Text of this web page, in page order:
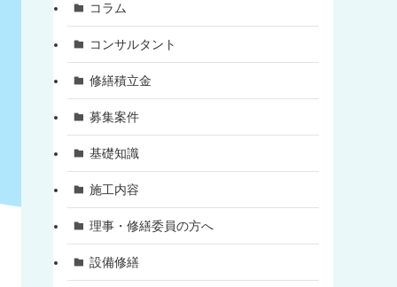
コラム
コンサルタント
修繕積立金
募集案件
基礎知識
施工内容
理事・修繕委員の方へ
設備修繕